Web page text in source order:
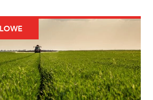
zbóż – program
i skuteczna strategia